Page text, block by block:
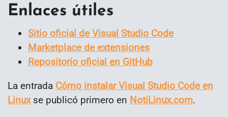
Enlaces útiles
Sitio oficial de Visual Studio Code
Marketplace de extensiones
Repositorio oficial en GitHub
La entrada Cómo instalar Visual Studio Code en
Linuxse publicó primero en NotiLinux.com.